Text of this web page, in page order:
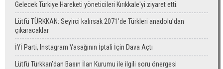
Gelecek Türkiye Hareketi yöneticileri Kırıkkale'yi ziyaret etti.
Lütfü TÜRKKAN: Seyirci kalırsak 2071’de Türkleri anadolu’dan
çıkaracaklar
İYİ Parti, Instagram Yasağının İptali İçin Dava Açtı
Lütfü Türkkan’dan Basın İlan Kurumu ile ilgili soru önergesi